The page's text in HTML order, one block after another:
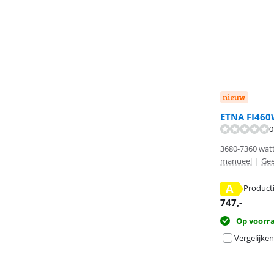
nieuw
ETNA
3680-7360
manueel |
A
opent in nieuw
747,-
Op
Vergelijken
Beoordeling is
Beoordeling is
opent in